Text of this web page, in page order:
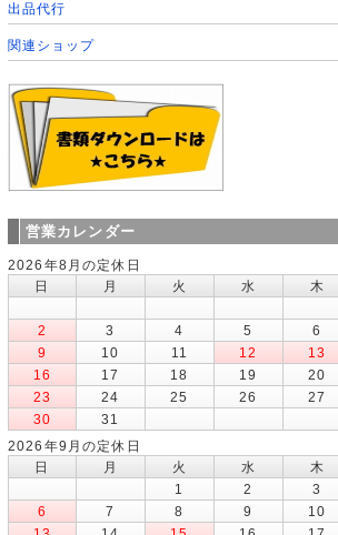
出品代行
関連ショップ
営業カレンダー
2026年8月の定休日
日
月 火 水 木
2
3 4 5 6
9
10 11 12 13
16
17 18 19 20
23
24 25 26 27
30
31
2026年9月の定休日
日
月 火 水 木
1
2 3
6
7 8 9 10